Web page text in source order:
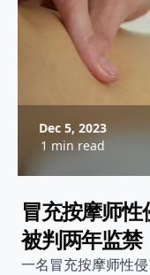
Dec 5, 2023
1 min read
冒充按摩师
被判两年监禁
一名冒充按摩师性